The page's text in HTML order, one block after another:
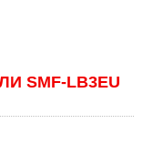
SMF-LB3EU